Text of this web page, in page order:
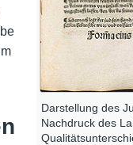
Darstellung des
Nachdruck des